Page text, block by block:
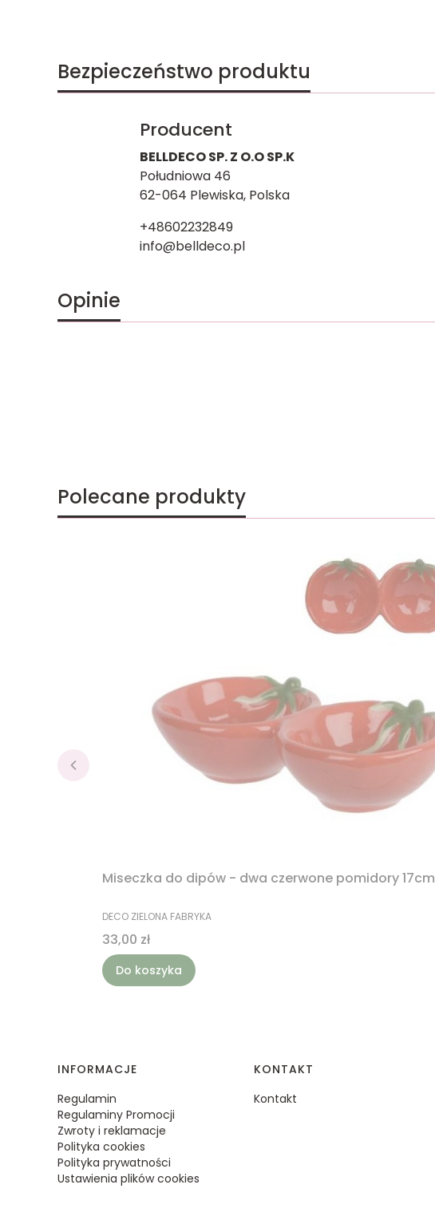
Bezpieczeństwo produktu
Producent
BELLDECO SP. Z O.O SP.K
Południowa 46
62-064 Plewiska, Polska
+48602232849
info@belldeco.pl
Opinie
Polecane produkty
Miseczka do dipów - dwa czerwone pomidory 17cm
PRODUCENT
DECO ZIELONA FABRYKA
Cena
33,00 zł
Do koszyka
Linki w stopce
INFORMACJE
Regulamin
Regulaminy Promocji
Zwroty i reklamacje
Polityka cookies
Polityka prywatności
Ustawienia plików cookies
KONTAKT
Kontakt